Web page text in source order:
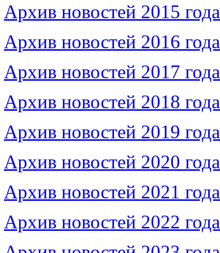
Архив новостей 2015 года
Архив новостей 2016 года
Архив новостей 2017 года
Архив новостей 2018 года
Архив новостей 2019 года
Архив новостей 2020 года
Архив новостей 2021 года
Архив новостей 2022 года